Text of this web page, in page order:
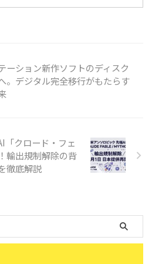
ーション新作ソフトのディスク
。デジタル完全移行がもたらす
「クロード・フェ
輸出規制解除の背
徹底解説